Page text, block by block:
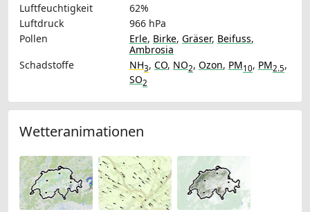
Luftfeuchtigkeit
62%
Luftdruck
966 hPa
Pollen
Erle, Birke, Gräser, Beifuss,
Ambrosia
Schadstoffe
NH3, CO, NO2, Ozon, PM10, PM2.5,
SO2
Wetteranimationen